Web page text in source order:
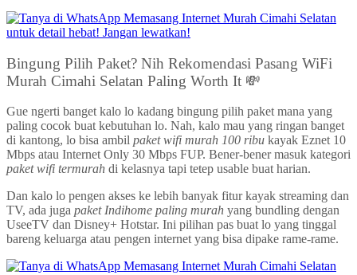
Bingung Pilih Paket? Nih Rekomendasi Pasang WiFi
Murah Cimahi Selatan Paling Worth It 💸
Gue ngerti banget kalo lo kadang bingung pilih paket mana yang
paling cocok buat kebutuhan lo. Nah, kalo mau yang ringan banget
di kantong, lo bisa ambil paket wifi murah 100 ribu kayak Eznet 10
Mbps atau Internet Only 30 Mbps FUP. Bener-bener masuk kategori
paket wifi termurah di kelasnya tapi tetep usable buat harian.
Dan kalo lo pengen akses ke lebih banyak fitur kayak streaming dan
TV, ada juga paket Indihome paling murah yang bundling dengan
UseeTV dan Disney+ Hotstar. Ini pilihan pas buat lo yang tinggal
bareng keluarga atau pengen internet yang bisa dipake rame-rame.